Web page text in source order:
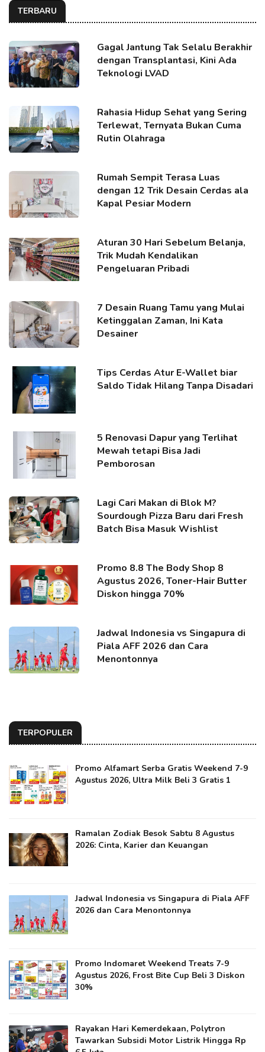
TERBARU
Gagal Jantung Tak Selalu Berakhir
dengan Transplantasi, Kini Ada
Teknologi LVAD
Rahasia Hidup Sehat yang Sering
Terlewat, Ternyata Bukan Cuma
Rutin Olahraga
Rumah Sempit Terasa Luas
dengan 12 Trik Desain Cerdas ala
Kapal Pesiar Modern
Aturan 30 Hari Sebelum Belanja,
Trik Mudah Kendalikan
Pengeluaran Pribadi
7 Desain Ruang Tamu yang Mulai
Ketinggalan Zaman, Ini Kata
Desainer
Tips Cerdas Atur E-Wallet biar
Saldo Tidak Hilang Tanpa Disadari
5 Renovasi Dapur yang Terlihat
Mewah tetapi Bisa Jadi
Pemborosan
Lagi Cari Makan di Blok M?
Sourdough Pizza Baru dari Fresh
Batch Bisa Masuk Wishlist
Promo 8.8 The Body Shop 8
Agustus 2026, Toner-Hair Butter
Diskon hingga 70%
Jadwal Indonesia vs Singapura di
Piala AFF 2026 dan Cara
Menontonnya
TERPOPULER
Promo Alfamart Serba Gratis Weekend 7-9
Agustus 2026, Ultra Milk Beli 3 Gratis 1
Ramalan Zodiak Besok Sabtu 8 Agustus
2026: Cinta, Karier dan Keuangan
Jadwal Indonesia vs Singapura di Piala AFF
2026 dan Cara Menontonnya
Promo Indomaret Weekend Treats 7-9
Agustus 2026, Frost Bite Cup Beli 3 Diskon
30%
Rayakan Hari Kemerdekaan, Polytron
Tawarkan Subsidi Motor Listrik Hingga Rp